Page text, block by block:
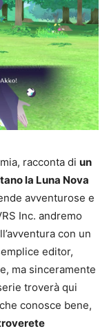
racconta di un
la Luna Nova
avventurose e
Inc. andremo
con un
editor,
ma sinceramente
troverà qui
conosce bene,